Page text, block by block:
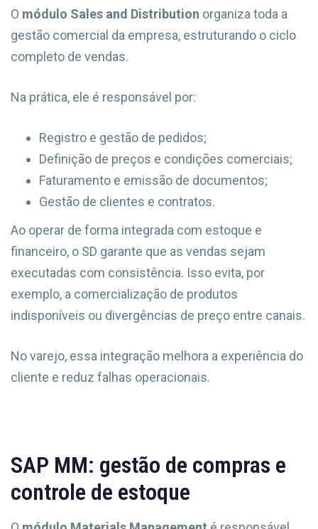
O módulo Sales and Distribution organiza toda a
gestão comercial da empresa, estruturando o ciclo
completo de vendas.
Na prática, ele é responsável por:
Registro e gestão de pedidos;
Definição de preços e condições comerciais;
Faturamento e emissão de documentos;
Gestão de clientes e contratos.
Ao operar de forma integrada com estoque e
financeiro, o SD garante que as vendas sejam
executadas com consistência. Isso evita, por
exemplo, a comercialização de produtos
indisponíveis ou divergências de preço entre canais.
No varejo, essa integração melhora a experiência do
cliente e reduz falhas operacionais.
SAP MM: gestão de compras e
controle de estoque